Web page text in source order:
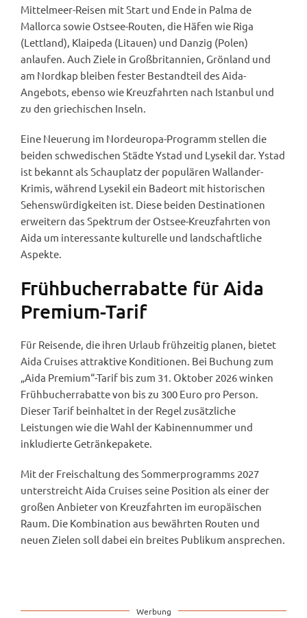
Mittelmeer-Reisen mit Start und Ende in Palma de
Mallorca sowie Ostsee-Routen, die Häfen wie Riga
(Lettland), Klaipeda (Litauen) und Danzig (Polen)
anlaufen. Auch Ziele in Großbritannien, Grönland und
am Nordkap bleiben fester Bestandteil des Aida-
Angebots, ebenso wie Kreuzfahrten nach Istanbul und
zu den griechischen Inseln.
Eine Neuerung im Nordeuropa-Programm stellen die
beiden schwedischen Städte Ystad und Lysekil dar. Ystad
ist bekannt als Schauplatz der populären Wallander-
Krimis, während Lysekil ein Badeort mit historischen
Sehenswürdigkeiten ist. Diese beiden Destinationen
erweitern das Spektrum der Ostsee-Kreuzfahrten von
Aida um interessante kulturelle und landschaftliche
Aspekte.
Frühbucherrabatte für Aida
Premium-Tarif
Für Reisende, die ihren Urlaub frühzeitig planen, bietet
Aida Cruises attraktive Konditionen. Bei Buchung zum
„Aida Premium“-Tarif bis zum 31. Oktober 2026 winken
Frühbucherrabatte von bis zu 300 Euro pro Person.
Dieser Tarif beinhaltet in der Regel zusätzliche
Leistungen wie die Wahl der Kabinennummer und
inkludierte Getränkepakete.
Mit der Freischaltung des Sommerprogramms 2027
unterstreicht Aida Cruises seine Position als einer der
großen Anbieter von Kreuzfahrten im europäischen
Raum. Die Kombination aus bewährten Routen und
neuen Zielen soll dabei ein breites Publikum ansprechen.
Werbung